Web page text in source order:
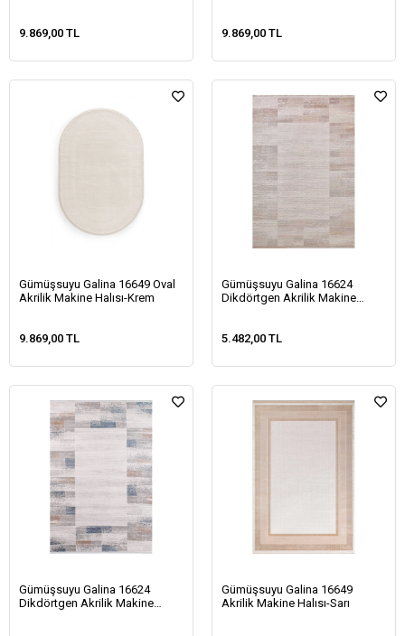
9.869,00 TL 9.869,00 TL
Gümüşsuyu Galina 16649 Oval
Akrilik Makine Halısı-Krem
9.869,00 TL
Gümüşsuyu Galina 16624
Dikdörtgen Akrilik Makine
5.482,00 TL
Gümüşsuyu Galina 16624
Dikdörtgen Akrilik Makine
Gümüşsuyu Galina 16649
Akrilik Makine Halısı-Sarı